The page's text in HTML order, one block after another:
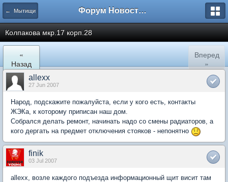
← Мытищи Форум Новостройки
Колпакова мкр.17 корп.28
«
Назад
Вперед
»
allexx
27 Jun 2007
Народ, подскажите пожалуйста, если у кого есть, контакты
ЖЭКа, к которому приписан наш дом.
Собрался делать ремонт, начинать надо со смены радиаторов, а
кого дергать на предмет отключения стояков - непонятно
finik
03 Jul 2007
allexx, возле каждого подъезда информационный щит висит там